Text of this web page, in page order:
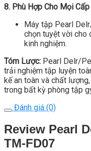
8. Phù Hợp Cho Mọi
Máy tập Pearl
chọn tuyệt vời cho
kinh nghiệm.
Tóm Lược: Pearl Delr/
trải nghiệm tập luyện
kế an toàn và chất
trong bất kỳ phòng tập
Đánh giá (0)
Review Pearl
TM-FD07